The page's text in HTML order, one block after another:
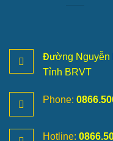
Đường Nguyễn
Tỉnh BRVT
Phone:
Hotline: